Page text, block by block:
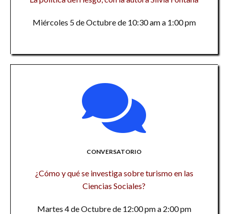
Miércoles 5 de Octubre de 10:30 am a 1:00 pm
CONVERSATORIO
¿Cómo y qué se investiga sobre turismo en las
Ciencias Sociales?
Martes 4 de Octubre de 12:00 pm a 2:00 pm